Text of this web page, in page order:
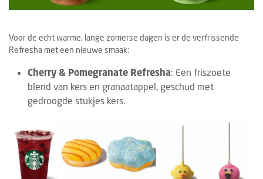
Voor de echt warme, lange zomerse dagen is er de verfrissende
Refresha met een nieuwe smaak:
Cherry & Pomegranate Refresha: Een friszoete
blend van kers en granaatappel, geschud met
gedroogde stukjes kers.